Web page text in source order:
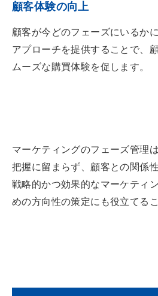
顧客体験の向上
顧客が今どのフェーズにいるか
アプローチを提供することで、
ムーズな購買体験を促します。
マーケティングのフェーズ管理
把握に留まらず、顧客との関係
戦略的かつ効果的なマーケティ
めの方向性の策定にも役立てる